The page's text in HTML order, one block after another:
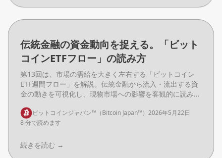
伝統金融の資金動向を捉える。「ビット
コインETFフロー」の読み方
第13回は、市場の需給を大きく左右する「ビットコイン
ETF週間フロー」を解説。伝統金融から流入・流出する資
金の動きを可視化し、現物市場への影響を客観的に読み解
ビットコインジャパン™（Bitcoin Japan™） 2026年5月22日
8 分で読めます
続きを読む →